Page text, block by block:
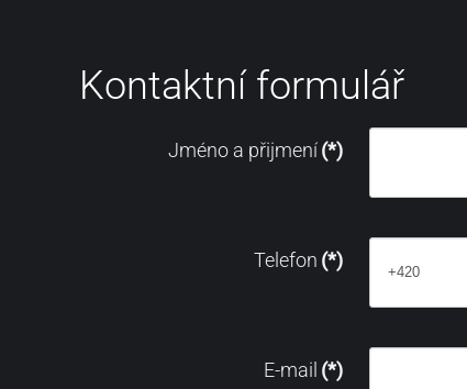
Kontaktní formulář
Jméno a přijmení(*)
Telefon (*)
E-mail (*)